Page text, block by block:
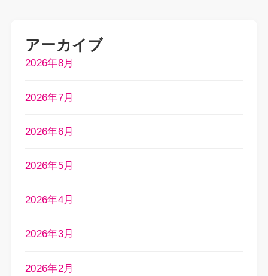
アーカイブ
2026年8月
2026年7月
2026年6月
2026年5月
2026年4月
2026年3月
2026年2月